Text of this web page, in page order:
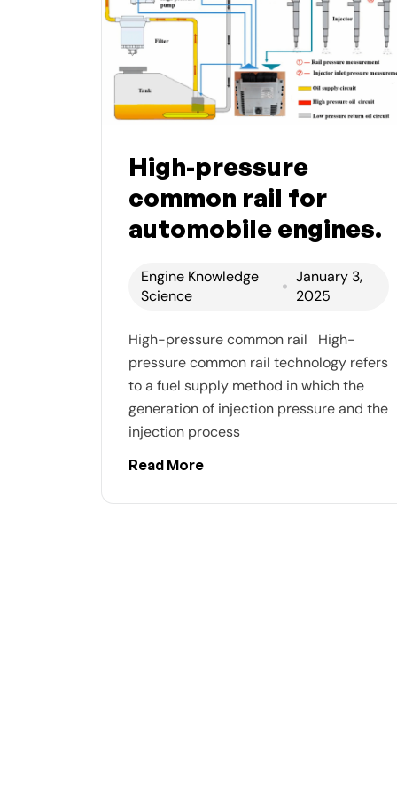
High-pressure
common rail for
automobile engines.
Engine Knowledge
Science
January 3,
2025
High-pressure common rail High-
pressure common rail technology refers
to a fuel supply method in which the
generation of injection pressure and the
injection process
Read More